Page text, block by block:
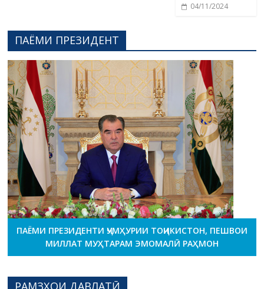
04/11/2024
ПАЁМИ ПРЕЗИДЕНТ
ПАЁМИ ПРЕЗИДЕНТИ ҶУМҲУРИИ ТОҶИКИСТОН, ПЕШВОИ
МИЛЛАТ МУҲТАРАМ ЭМОМАЛӢ РАҲМОН